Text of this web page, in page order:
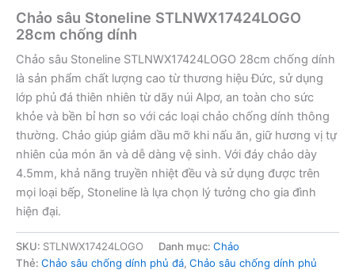
Chảo sâu Stoneline STLNWX17424LOGO
28cm chống dính
Chảo sâu Stoneline STLNWX17424LOGO 28cm chống dính
là sản phẩm chất lượng cao từ thương hiệu Đức, sử dụng
lớp phủ đá thiên nhiên từ dãy núi Alpơ, an toàn cho sức
khỏe và bền bỉ hơn so với các loại chảo chống dính thông
thường. Chảo giúp giảm dầu mỡ khi nấu ăn, giữ hương vị tự
nhiên của món ăn và dễ dàng vệ sinh. Với đáy chảo dày
4.5mm, khả năng truyền nhiệt đều và sử dụng được trên
mọi loại bếp, Stoneline là lựa chọn lý tưởng cho gia đình
hiện đại.
SKU: STLNWX17424LOGO Danh mục: Chảo
Thẻ: Chảo sâu chống dính phủ đá, Chảo sâu chống dính phủ